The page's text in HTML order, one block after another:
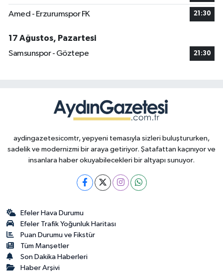
Amed - Erzurumspor FK 21:30
17 Ağustos, Pazartesi
Samsunspor - Göztepe
21:30
aydingazetesicomtr, yepyeni temasıyla sizleri buluştururken,
sadelik ve modernizmi bir araya getiriyor. Şatafattan kaçınıyor ve
insanlara haber okuyabilecekleri bir altyapı sunuyor.
Efeler Hava Durumu
Efeler Trafik Yoğunluk Haritası
Puan Durumu ve Fikstür
Tüm Manşetler
Son Dakika Haberleri
Haber Arşivi